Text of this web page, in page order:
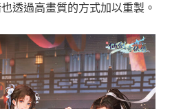
透過高畫質的方式加以重製。